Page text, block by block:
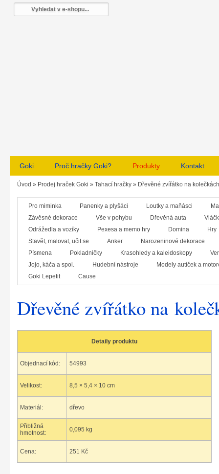
Goki Proč hračky Goki? Produkty Kontakt
Úvod » Prodej hraček Goki » Tahací hračky » Dřevěné zvířátko na
Pro miminka Panenky a plyšáci Loutky a maňásci
Závěsné dekorace
Vše v pohybu Dřevěná auta
Odrážedla a vozíky
Pexesa a memo hry Domina
Hry
Stavět, malovat, učit se
Anker
Narozeninové dekorace
Písmena
Pokladničky Krasohledy a kaleidoskopy
Jojo, káča a spol.
Hudební nástroje
Modely autíček a
Goki Lepetit
Cause
Dřevěné zvířátko na
Detaily produktu
Objednací kód: 54993
Velikost: 8,5 × 5,4 × 10 cm
Materiál: dřevo
Přibližná
hmotnost:
0,095 kg
Cena: 251 Kč